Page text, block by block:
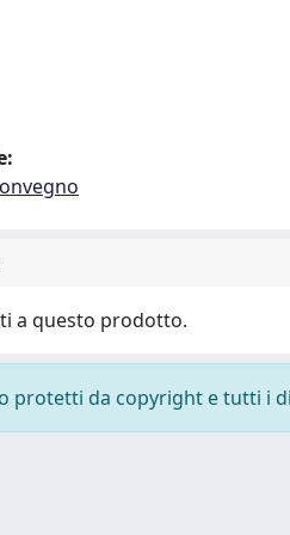
a questo prodotto.
protetti da copyright e tutti i